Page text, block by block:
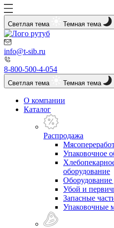
Светлая тема Темная тема
info@t-sib.ru
8-800-500-4-054
Светлая тема Темная тема
О компании
Каталог
Распродажа
Упаковочное
оборудование
Оборудование
Убой и
Запасные
Упаковочные